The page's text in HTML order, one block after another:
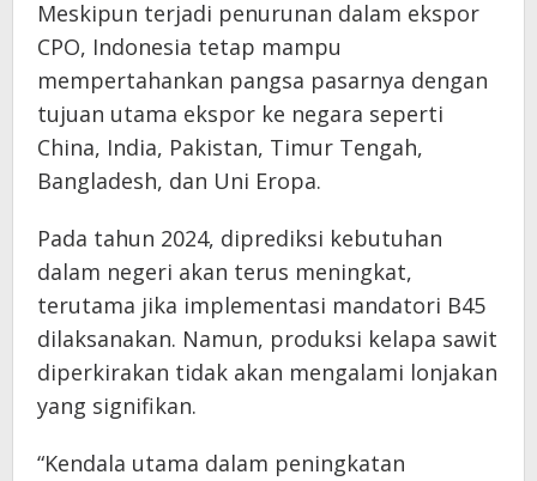
Meskipun terjadi penurunan dalam ekspor
CPO, Indonesia tetap mampu
mempertahankan pangsa pasarnya dengan
tujuan utama ekspor ke negara seperti
China, India, Pakistan, Timur Tengah,
Bangladesh, dan Uni Eropa.
Pada tahun 2024, diprediksi kebutuhan
dalam negeri akan terus meningkat,
terutama jika implementasi mandatori B45
dilaksanakan. Namun, produksi kelapa sawit
diperkirakan tidak akan mengalami lonjakan
yang signifikan.
“Kendala utama dalam peningkatan